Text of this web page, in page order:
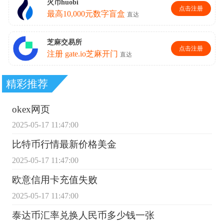
精彩推荐
okex网页
2025-05-17 11:47:00
比特币行情最新价格美金
2025-05-17 11:47:00
欧意信用卡充值失败
2025-05-17 11:47:00
泰达币汇率兑换人民币多少钱一张